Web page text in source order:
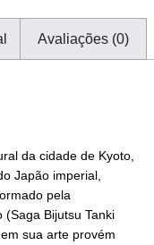
Avaliações (0)
da cidade de Kyoto,
Japão imperial,
pela
(Saga Bijutsu Tanki
sua arte provém